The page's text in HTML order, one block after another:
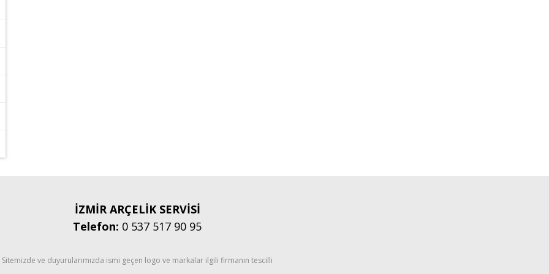
İZMİR ARÇELİK SERVİSİ
Telefon: 0 537 517 90 95
Sitemizde ve duyurularımızda ismi geçen logo ve markalar ilgili firmanın tescilli